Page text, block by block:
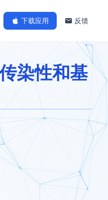
下载应用 反馈
染性和基